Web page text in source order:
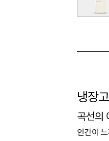
냉장
곡선의
인간이